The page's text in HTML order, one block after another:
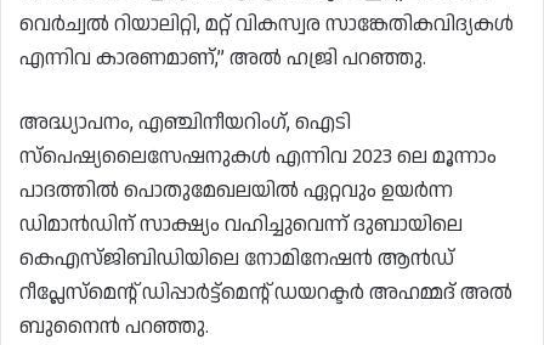
വെർച്വൽ റിയാലിറ്റി, മറ്റ് വികസ്വര സാങ്കേതികവിദ്യകൾ
എന്നിവ കാരണമാണ്,” അൽ ഹജ്രി പറഞ്ഞു.
അദ്ധ്യാപനം, എഞ്ചിനീയറിംഗ്, ഐടി
സ്പെഷ്യലൈസേഷനുകൾ എന്നിവ 2023 ലെ മൂന്നാം
പാദത്തിൽ പൊതുമേഖലയിൽ ഏറ്റവും ഉയർന്ന
ഡിമാൻഡിന് സാക്ഷ്യം വഹിച്ചുവെന്ന് ദുബായിലെ
കെഎസ്ജിബിഡിയിലെ നോമിനേഷൻ ആൻഡ്
റീപ്ലേസ്‌മെന്റ് ഡിപ്പാർട്ട്‌മെന്റ് ഡയറക്ടർ അഹമ്മദ് അൽ
ബുനൈൻ പറഞ്ഞു.